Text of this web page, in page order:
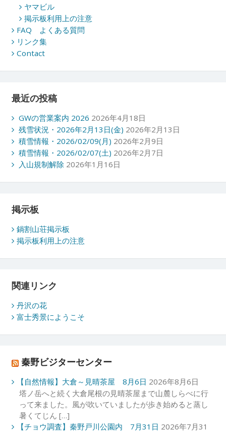
ヤマビル
掲示板利用上の注意
FAQ よくある質問
リンク集
Contact
最近の投稿
GWの営業案内 2026 2026年4月18日
残雪状況・2026年2月13日(金) 2026年2月13日
積雪情報・2026/02/09(月) 2026年2月9日
積雪情報・2026/02/07(土) 2026年2月7日
入山規制解除 2026年1月16日
掲示板
鍋割山荘掲示板
掲示板利用上の注意
関連リンク
丹沢の花
富士秀景にようこそ
秦野ビジターセンター
【自然情報】大倉～見晴茶屋 8月6日 2026年8月6日
塔ノ岳へと続く大倉尾根の見晴茶屋まで山麓しらべに行
って来ました。風が吹いていましたが歩き始めると蒸し
暑くてじん […]
【チョウ調査】秦野戸川公園内 7月31日 2026年7月31